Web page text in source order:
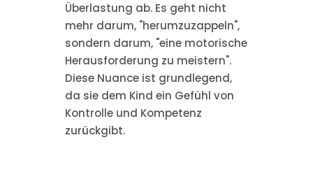
Überlastung ab. Es geht nicht
mehr darum, "herumzuzappeln",
sondern darum, "eine motorische
Herausforderung zu meistern".
Diese Nuance ist grundlegend,
da sie dem Kind ein Gefühl von
Kontrolle und Kompetenz
zurückgibt.